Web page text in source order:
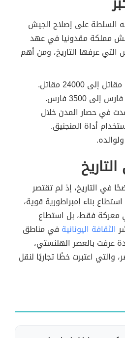
السلطة على إصلاح الجيش
مملكة مقدونيا في عهد
عرفها التاريخ، ومن أهم
في حصار المدن خلال
أداة المنجنيق.
في التاريخ، إذ لم تقتصر
بناء إمبراطورية قوية،
فقط، بل استطاع
الثقافة اليونانية في مناطق
عرفت بالعصر الهلنستي،
اعتبرت خطًا تجاريًا لنقل